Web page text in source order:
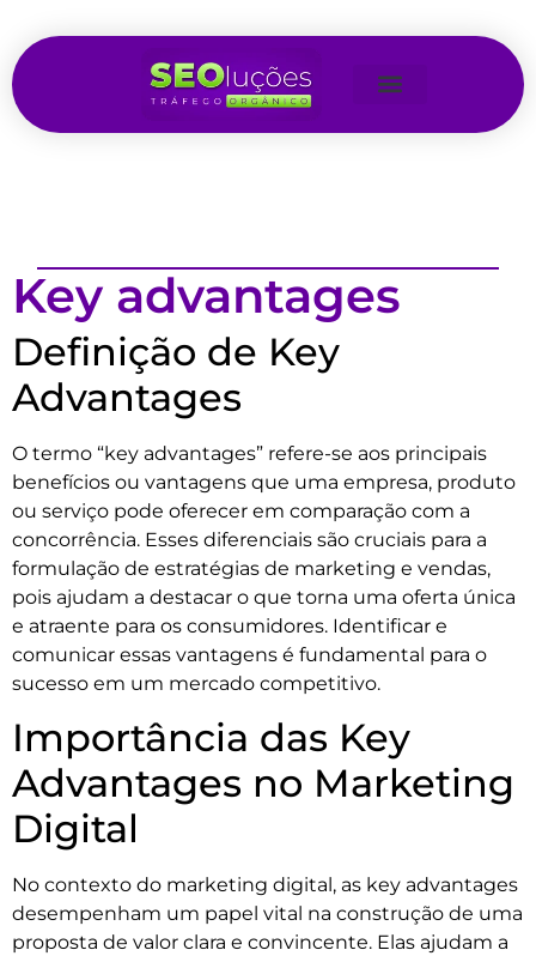
Key advantages
Definição de Key
Advantages
O termo “key advantages” refere-se aos principais
benefícios ou vantagens que uma empresa, produto
ou serviço pode oferecer em comparação com a
concorrência. Esses diferenciais são cruciais para a
formulação de estratégias de marketing e vendas,
pois ajudam a destacar o que torna uma oferta única
e atraente para os consumidores. Identificar e
comunicar essas vantagens é fundamental para o
sucesso em um mercado competitivo.
Importância das Key
Advantages no Marketing
Digital
No contexto do marketing digital, as key advantages
desempenham um papel vital na construção de uma
proposta de valor clara e convincente. Elas ajudam a